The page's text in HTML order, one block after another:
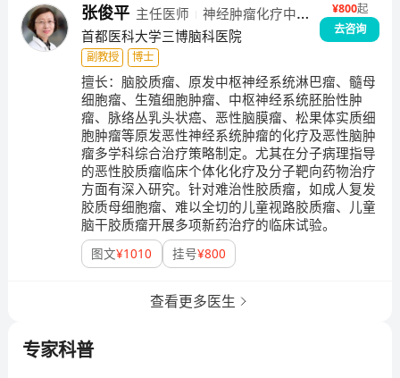
张俊平 主任医师
神经肿瘤化疗中
心
首都医科大学三博脑科医院
¥800起
去咨询
副教授
博士
擅长：脑胶质瘤、原发中枢神经系统淋巴瘤、髓母
细胞瘤、生殖细胞肿瘤、中枢神经系统胚胎性肿
瘤、脉络丛乳头状癌、恶性脑膜瘤、松果体实质细
胞肿瘤等原发恶性神经系统肿瘤的化疗及恶性脑肿
瘤多学科综合治疗策略制定。尤其在分子病理指导
的恶性胶质瘤临床个体化化疗及分子靶向药物治疗
方面有深入研究。针对难治性胶质瘤，如成人复发
胶质母细胞瘤、难以全切的儿童视路胶质瘤、儿童
脑干胶质瘤开展多项新药治疗的临床试验。
图文¥1010 挂号¥800
查看更多医生
专家科普